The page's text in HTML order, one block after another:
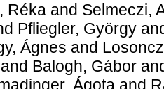
Réka and Selmeczi,
Pfliegler, György
Ágnes and
and Balogh, Gábor
Ágota and